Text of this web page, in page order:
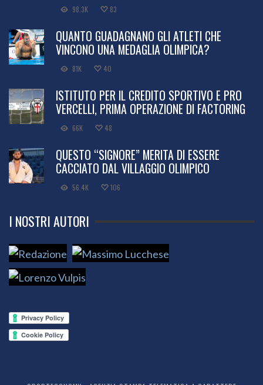
98.3K 83
QUANTO GUADAGNANO GLI ATLETI CHE
VINCONO UNA MEDAGLIA OLIMPICA?
81K 40
ISTITUTO PER IL CREDITO SPORTIVO E PRO
VERCELLI, PRIMA OPERAZIONE DI FACTORING
66K 48
QUESTO “SIGNORE” MERITA DI ESSERE
CACCIATO DAL VILLAGGIO OLIMPICO
56.4K 106
I NOSTRI AUTORI